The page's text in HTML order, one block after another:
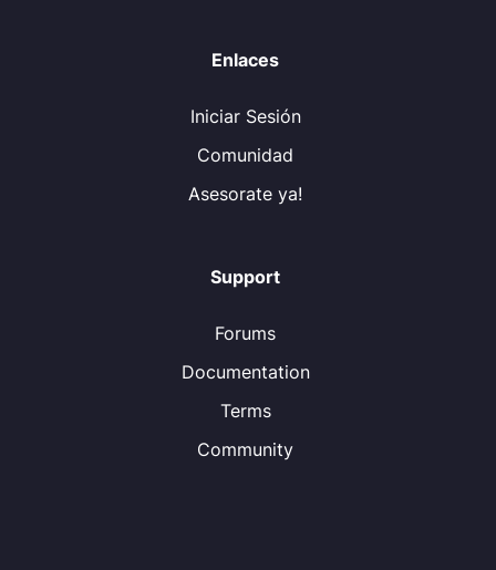
Enlaces
Iniciar Sesión
Comunidad
Asesorate ya!
Support
Forums
Documentation
Terms
Community